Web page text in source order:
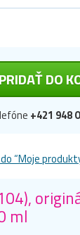
PRIDAŤ DO
+421 948
“Moje
ml